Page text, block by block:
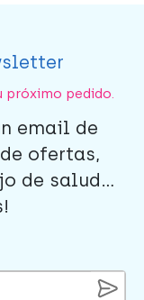
próximo pedido.
email de
ofertas,
de salud...